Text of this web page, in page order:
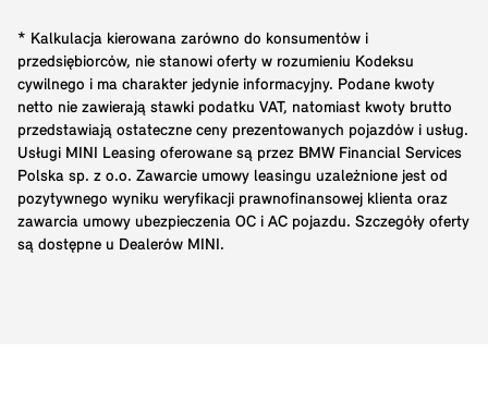
* Kalkulacja kierowana zarówno do konsumentów i
przedsiębiorców, nie stanowi oferty w rozumieniu Kodeksu
cywilnego i ma charakter jedynie informacyjny. Podane kwoty
netto nie zawierają stawki podatku VAT, natomiast kwoty brutto
przedstawiają ostateczne ceny prezentowanych pojazdów i usług.
Usługi MINI Leasing oferowane są przez BMW Financial Services
Polska sp. z o.o. Zawarcie umowy leasingu uzależnione jest od
pozytywnego wyniku weryfikacji prawnofinansowej klienta oraz
zawarcia umowy ubezpieczenia OC i AC pojazdu. Szczegóły oferty
są dostępne u Dealerów MINI.